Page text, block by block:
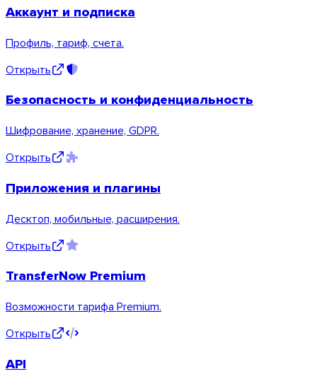
macOS
Аккаунт и подписка
Профиль, тариф, счета.
Открыть
Безопасность и конфиденциальность
Шифрование, хранение, GDPR.
Открыть
Приложения и плагины
Десктоп, мобильные, расширения.
Открыть
TransferNow Premium
Возможности тарифа Premium.
Открыть
API